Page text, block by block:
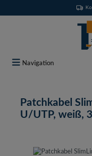
Navigation
Patchkabel
U/UTP, weiß,
Bildergalerie